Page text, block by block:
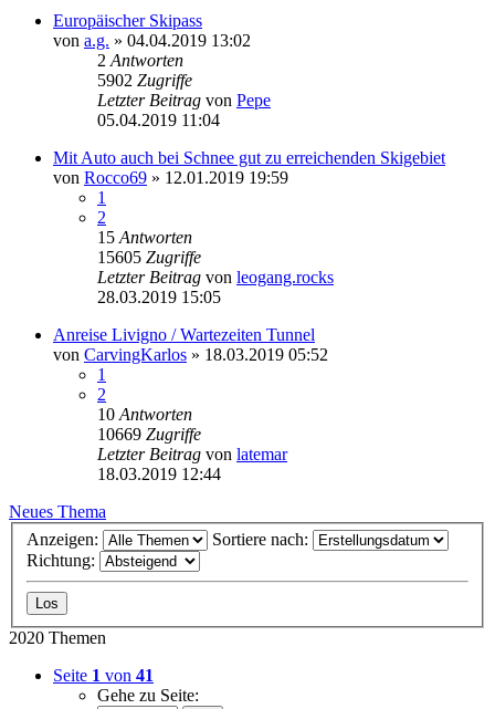
Europäischer Skipass
von a.g. » 04.04.2019 13:02
2 Antworten
5902 Zugriffe
Letzter Beitrag von Pepe
05.04.2019 11:04
Mit Auto auch bei Schnee gut zu erreichenden Skigebiet
von Rocco69 » 12.01.2019 19:59
1
2
15 Antworten
15605 Zugriffe
Letzter Beitrag von leogang.rocks
28.03.2019 15:05
Anreise Livigno / Wartezeiten Tunnel
von CarvingKarlos » 18.03.2019 05:52
1
2
10 Antworten
10669 Zugriffe
Letzter Beitrag von latemar
18.03.2019 12:44
Neues Thema
Anzeigen:
Sortiere nach:
Richtung:
2020 Themen
Seite 1 von 41
Gehe zu Seite: